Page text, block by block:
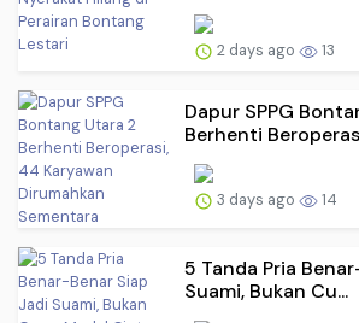
2 days ago 13
Dapur SPPG
Berhenti
3 days ago 14
5 Tanda Pria
Suami, Bukan Cu...